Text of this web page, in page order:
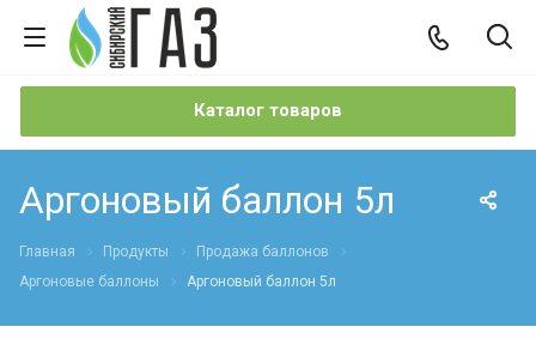
Каталог товаров
Аргоновый баллон 5л
Главная Продукты
Продажа баллонов
Аргоновые баллоны
Аргоновый баллон 5л